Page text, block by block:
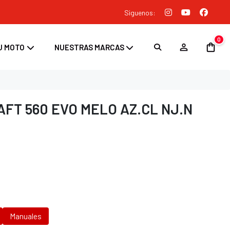
Siguenos:
MOTO NUESTRAS MARCAS
0
560 EVO MELO AZ.CL NJ.N
Manuales